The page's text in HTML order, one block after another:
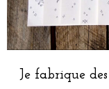
Je fabrique